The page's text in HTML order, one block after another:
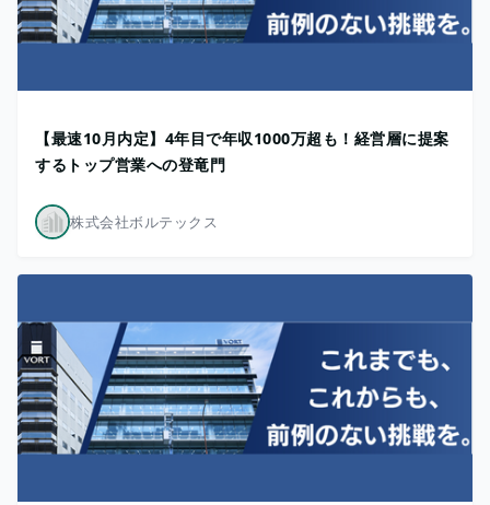
【最速10月内定】4年目で年収1000万超も！経営層に提案
するトップ営業への登竜門
株式会社ボルテックス